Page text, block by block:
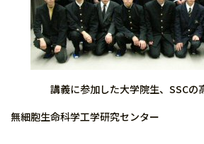
講義に参加した大学院生、SSCの
無細胞生命科学工学研究センター